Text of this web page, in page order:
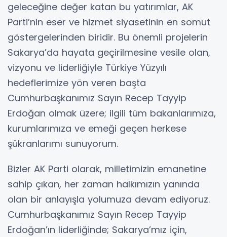
geleceğine değer katan bu yatırımlar, AK
Parti’nin eser ve hizmet siyasetinin en somut
göstergelerinden biridir. Bu önemli projelerin
Sakarya’da hayata geçirilmesine vesile olan,
vizyonu ve liderliğiyle Türkiye Yüzyılı
hedeflerimize yön veren başta
Cumhurbaşkanımız Sayın Recep Tayyip
Erdoğan olmak üzere; ilgili tüm bakanlarımıza,
kurumlarımıza ve emeği geçen herkese
şükranlarımı sunuyorum.
Bizler AK Parti olarak, milletimizin emanetine
sahip çıkan, her zaman halkımızın yanında
olan bir anlayışla yolumuza devam ediyoruz.
Cumhurbaşkanımız Sayın Recep Tayyip
Erdoğan’ın liderliğinde; Sakarya’mız için,